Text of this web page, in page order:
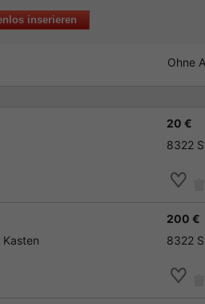
inserieren
Ohne
20 €
8322
200 €
8322